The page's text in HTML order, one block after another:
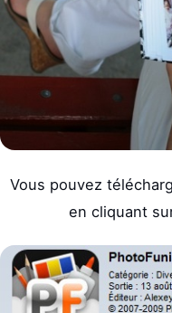
Vous pouvez
en cliquant